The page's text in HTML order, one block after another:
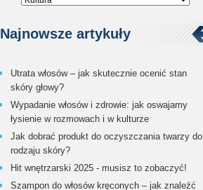
Najnowsze artykuły
Utrata włosów – jak skutecznie ocenić stan
skóry głowy?
Wypadanie włosów i zdrowie: jak oswajamy
łysienie w rozmowach i w kulturze
Jak dobrać produkt do oczyszczania twarzy do
rodzaju skóry?
Hit wnętrzarski 2025 - musisz to zobaczyć!
Szampon do włosów kręconych – jak znaleźć